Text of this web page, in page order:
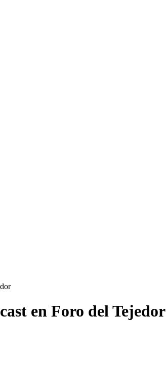
en Foro del Tejedor